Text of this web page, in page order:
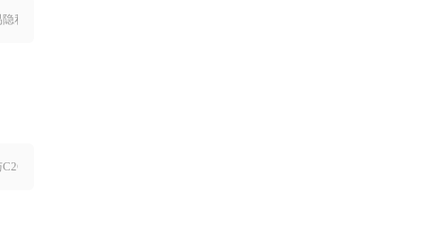
私层面莱特币存在差异化安全优势
交易后，再将人民币提现至